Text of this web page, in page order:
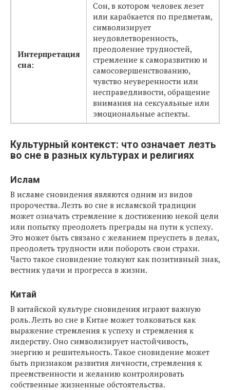
Интерпретация
сна:
Сон, в котором человек лезет
или карабкается по предметам,
символизирует
неудовлетворенность,
преодоление трудностей,
стремление к саморазвитию и
самосовершенствованию,
чувство неуверенности или
несправедливости, обращение
внимания на сексуальные или
эмоциональные аспекты.
Культурный контекст: что означает лезть
во сне в разных культурах и религиях
Ислам
В исламе сновидения являются одним из видов
пророчества. Лезть во сне в исламской традиции
может означать стремление к достижению некой цели
или попытку преодолеть преграды на пути к успеху.
Это может быть связано с желанием преуспеть в делах,
преодолеть трудности или побороть свои страхи.
Часто такое сновидение толкуют как позитивный знак,
вестник удачи и прогресса в жизни.
Китай
В китайской культуре сновидения играют важную
роль. Лезть во сне в Китае может толковаться как
выражение стремления к успеху и стремления к
лидерству. Оно символизирует настойчивость,
энергию и решительность. Такое сновидение может
быть признаком развития личности, стремления к
преемственности и желанию контролировать
собственные жизненные обстоятельства.